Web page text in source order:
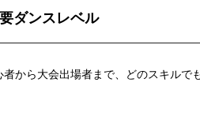
ダンスレベル
者から大会出場者まで、どのスキルで